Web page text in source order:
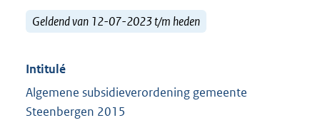
Geldend van 12-07-2023 t/m heden
Intitulé
Algemene subsidieverordening gemeente
Steenbergen 2015